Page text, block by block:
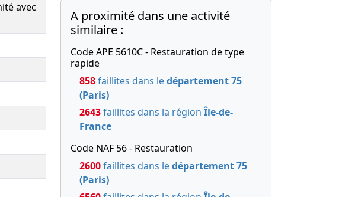
avec
A proximité dans une activité
similaire :
Code APE 5610C - Restauration de type
rapide
858faillites dans ledépartement 75
(Paris)
2643faillites dans la région Île-de-
France
Code NAF 56 - Restauration
2600faillites dans ledépartement 75
(Paris)